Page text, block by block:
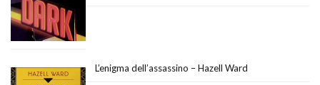
L’enigma dell’assassino – Hazell Ward